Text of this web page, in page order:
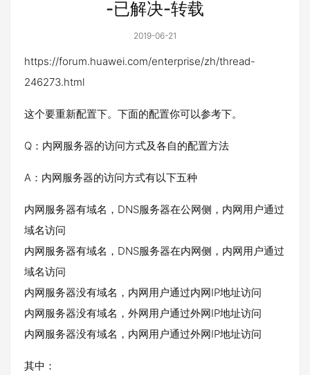
-已解决-转载
2019-06-21
https://forum.huawei.com/enterprise/zh/thread-
246273.html
这个要重新配置下。下面的配置你可以参考下。
Q：内网服务器的访问方式及各自的配置方法
A：内网服务器的访问方式有以下五种
内网服务器有域名，DNS服务器在公网侧，内网用户通过
域名访问
内网服务器有域名，DNS服务器在内网侧，内网用户通过
域名访问
内网服务器没有域名，内网用户通过内网IP地址访问
内网服务器没有域名，外网用户通过外网IP地址访问
内网服务器没有域名，内网用户通过外网IP地址访问
其中：